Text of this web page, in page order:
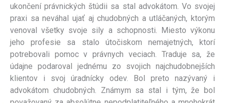
ukončení právnických štúdii sa stal advokátom. Vo svojej
praxi sa neváhal ujať aj chudobných a utláčaných, ktorým
venoval všetky svoje sily a schopnosti. Miesto výkonu
jeho profesie sa stalo útočiskom nemajetných, ktorí
potrebovali pomoc v právnych veciach. Traduje sa, že
údajne podaroval jednému zo svojich najchudobnejších
klientov i svoj úradnícky odev. Bol preto nazývaný i
advokátom chudobných. Známym sa stal i tým, že bol